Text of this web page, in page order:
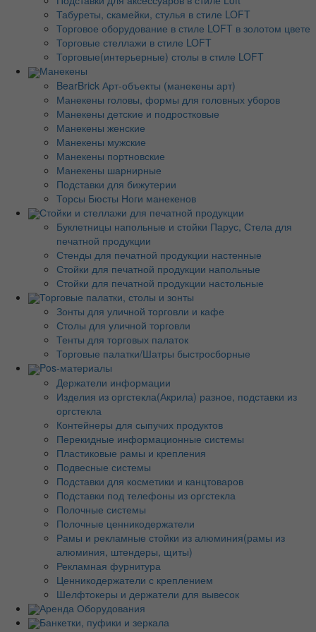
Табуреты, скамейки, стулья в стиле LOFT
Торговое оборудование в стиле LOFT в золотом цвете
Торговые стеллажи в стиле LOFT
Торговые(интерьерные) столы в стиле LOFT
Манекены
BearBrick Арт-объекты (манекены арт)
Манекены головы, формы для головных уборов
Манекены детские и подростковые
Манекены женские
Манекены мужские
Манекены портновские
Манекены шарнирные
Подставки для бижутерии
Торсы Бюсты Ноги манекенов
Стойки и стеллажи для печатной продукции
Буклетницы напольные и стойки Парус, Стела для
печатной продукции
Стенды для печатной продукции настенные
Стойки для печатной продукции напольные
Стойки для печатной продукции настольные
Торговые палатки, столы и зонты
Зонты для уличной торговли и кафе
Столы для уличной торговли
Тенты для торговых палаток
Торговые палатки/Шатры быстросборные
Pos-материалы
Держатели информации
Изделия из оргстекла(Акрила) разное, подставки из
оргстекла
Контейнеры для сыпучих продуктов
Перекидные информационные системы
Пластиковые рамы и крепления
Подвесные системы
Подставки для косметики и канцтоваров
Подставки под телефоны из оргстекла
Полочные системы
Полочные ценникодержатели
Рамы и рекламные стойки из алюминия(рамы из
алюминия, штендеры, щиты)
Рекламная фурнитура
Ценникодержатели с креплением
Шелфтокеры и держатели для вывесок
Аренда Оборудования
Банкетки, пуфики и зеркала